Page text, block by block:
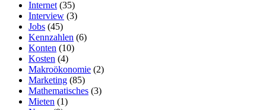
Internet (35)
Interview (3)
Jobs (45)
Kennzahlen (6)
Konten (10)
Kosten (4)
Makroökonomie (2)
Marketing (85)
Mathematisches (3)
Mieten (1)